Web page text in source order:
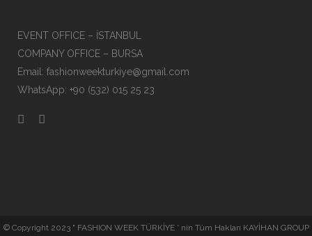
EVENT OFFICE – İSTANBUL
COMPANY OFFICE – BURSA
Email: fashionweekturkiye@gmail.com
WhatsApp: +90 (532) 015 25 23
© Copyright 2023 " FASHION WEEK TÜRKİYE ' nin Tüm Hakları KAYİHAN GROUP